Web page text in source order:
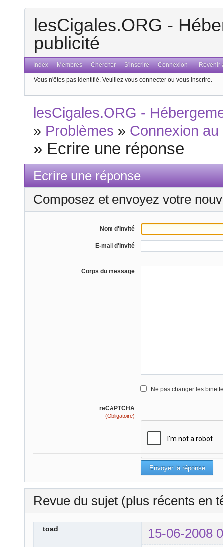
lesCigales.ORG -
publicité
Index Membres Chercher S'inscrire Connexion Revenir
Vous n'êtes pas identifié. Veuillez vous connecter ou vous inscrire.
lesCigales.ORG -
» Problèmes » Connexion
» Ecrire une réponse
Ecrire une réponse
Composez et envoyez votre
Nom d'invité
E-mail d'invité
Corps du message
Ne pas changer les
reCAPTCHA
(Obligatoire)
Revue du sujet (plus récents en
toad 15-06-2008